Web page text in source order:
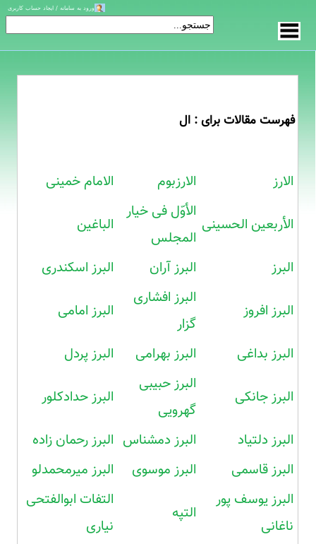
فهرست مقالات برای : ال
الارز الارزبوم الامام خمینی
الأربعین الحسینی
الأوّل فی خیار
المجلس
الباغین
البرز البرز آران البرز اسکندری
البرز افروز
البرز افشاری
گزار
البرز امامی
البرز بداغی البرز بهرامی البرز پردل
البرز جانکی
البرز حبیبی
گهرویی
البرز حدادکلور
البرز دلتیاد البرز دمشناس البرز رحمان زاده
البرز قاسمی
البرز موسوی
البرز میرمحمدلو
البرز یوسف پور
ناغانی
التپه
التفات ابوالفتحی
نیاری
ورود به سامانه / ایجاد حساب کاربری